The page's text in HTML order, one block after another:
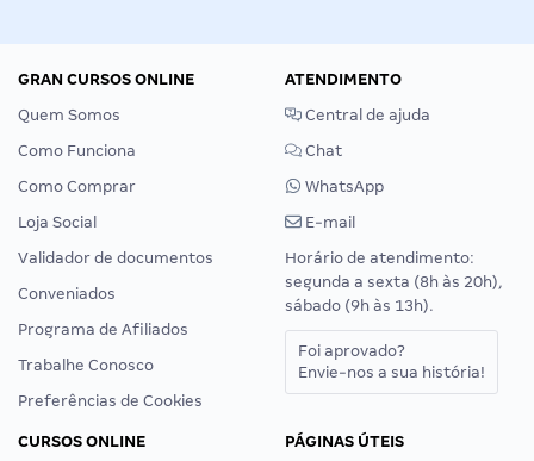
GRAN CURSOS ONLINE
Quem Somos
Como Funciona
Como Comprar
Loja Social
Validador de documentos
Conveniados
Programa de Afiliados
Trabalhe Conosco
Preferências de Cookies
ATENDIMENTO
Central de ajuda
Chat
WhatsApp
E-mail
Horário de atendimento:
segunda a sexta (8h às 20h),
sábado (9h às 13h).
Foi aprovado?
Envie-nos a sua história!
CURSOS ONLINE
PÁGINAS ÚTEIS